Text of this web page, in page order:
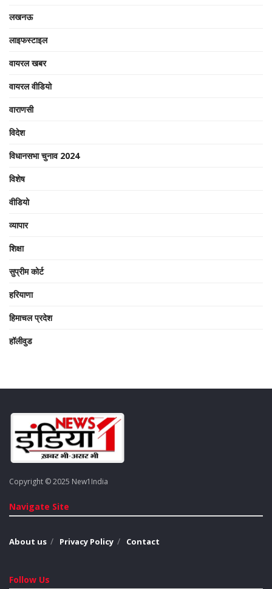
लखनऊ
लाइफस्टाइल
वायरल खबर
वायरल वीडियो
वाराणसी
विदेश
विधानसभा चुनाव 2024
विशेष
वीडियो
व्यापार
शिक्षा
सुप्रीम कोर्ट
हरियाणा
हिमाचल प्रदेश
हॉलीवुड
Copyright © 2025 New1India
Navigate Site
About us Privacy Policy Contact
Follow Us